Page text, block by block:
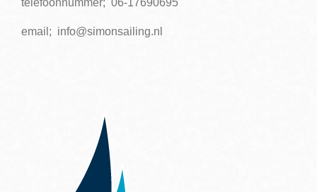
telefoonnummer; 06-17690695
email; info@simonsailing.nl